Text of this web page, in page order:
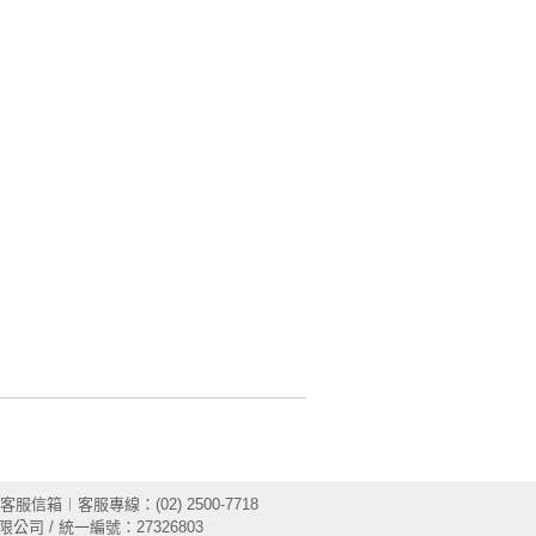
客服信箱︱客服專線：(02) 2500-7718
公司 / 統一編號：27326803